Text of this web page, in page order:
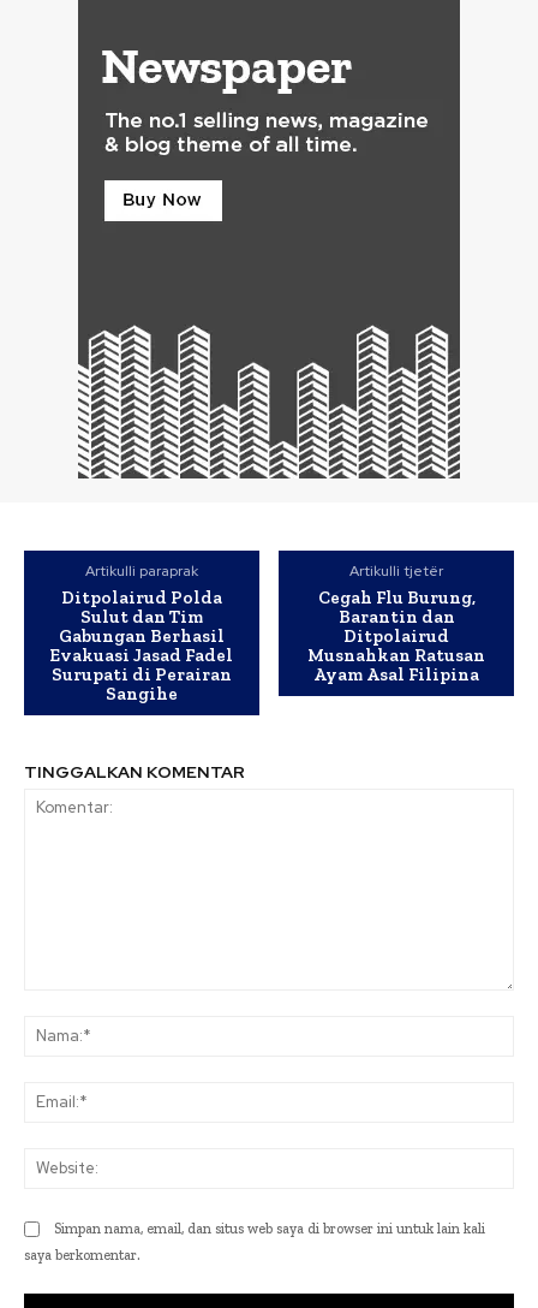
Artikulli paraprak
Ditpolairud Polda
Sulut dan Tim
Gabungan Berhasil
Evakuasi Jasad Fadel
Surupati di Perairan
Sangihe
Artikulli tjetër
Cegah Flu Burung,
Barantin dan
Ditpolairud
Musnahkan Ratusan
Ayam Asal Filipina
TINGGALKAN KOMENTAR
Simpan nama, email, dan situs web saya di browser ini untuk lain kali
saya berkomentar.